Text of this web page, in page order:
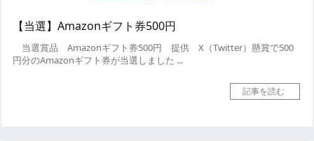
【当選】Amazonギフト券500円
当選賞品 Amazonギフト券500円 提供 X（Twitter）懸賞で500
円分のAmazonギフト券が当選しました ...
記事を読む